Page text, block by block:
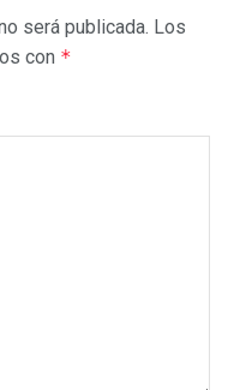
será publicada. Los
con *